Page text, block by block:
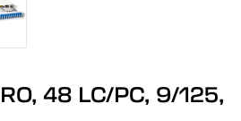
48 LC/PC, 9/125,